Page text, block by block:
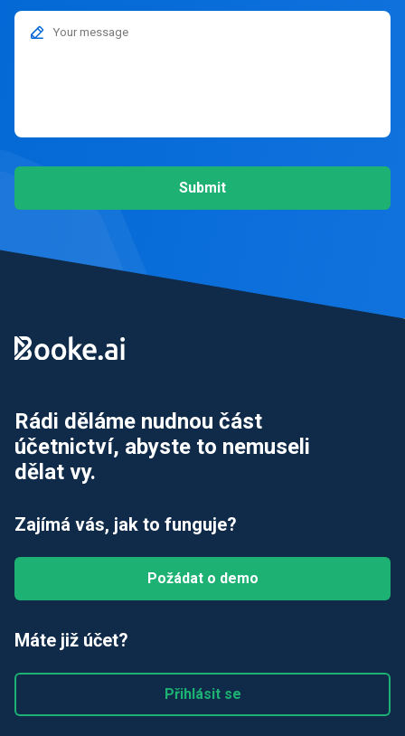
Submit
Rádi děláme nudnou část
účetnictví, abyste to nemuseli
dělat vy.
Zajímá vás, jak to funguje?
Požádat o demo
Máte již účet?
Přihlásit se